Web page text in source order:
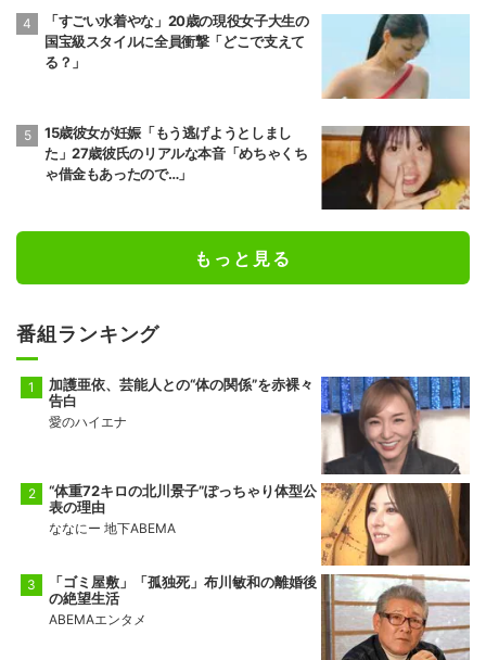
「すごい水着やな」20歳の現役女子大生の
国宝級スタイルに全員衝撃「どこで支えて
る？」
15歳彼女が妊娠「もう逃げようとしまし
た」27歳彼氏のリアルな本音「めちゃくち
ゃ借金もあったので…」
もっと見る
番組ランキング
加護亜依、芸能人との“体の関係”を赤裸々
告白
愛のハイエナ
“体重72キロの北川景子”ぽっちゃり体型公
表の理由
ななにー 地下ABEMA
「ゴミ屋敷」「孤独死」布川敏和の離婚後
の絶望生活
ABEMAエンタメ